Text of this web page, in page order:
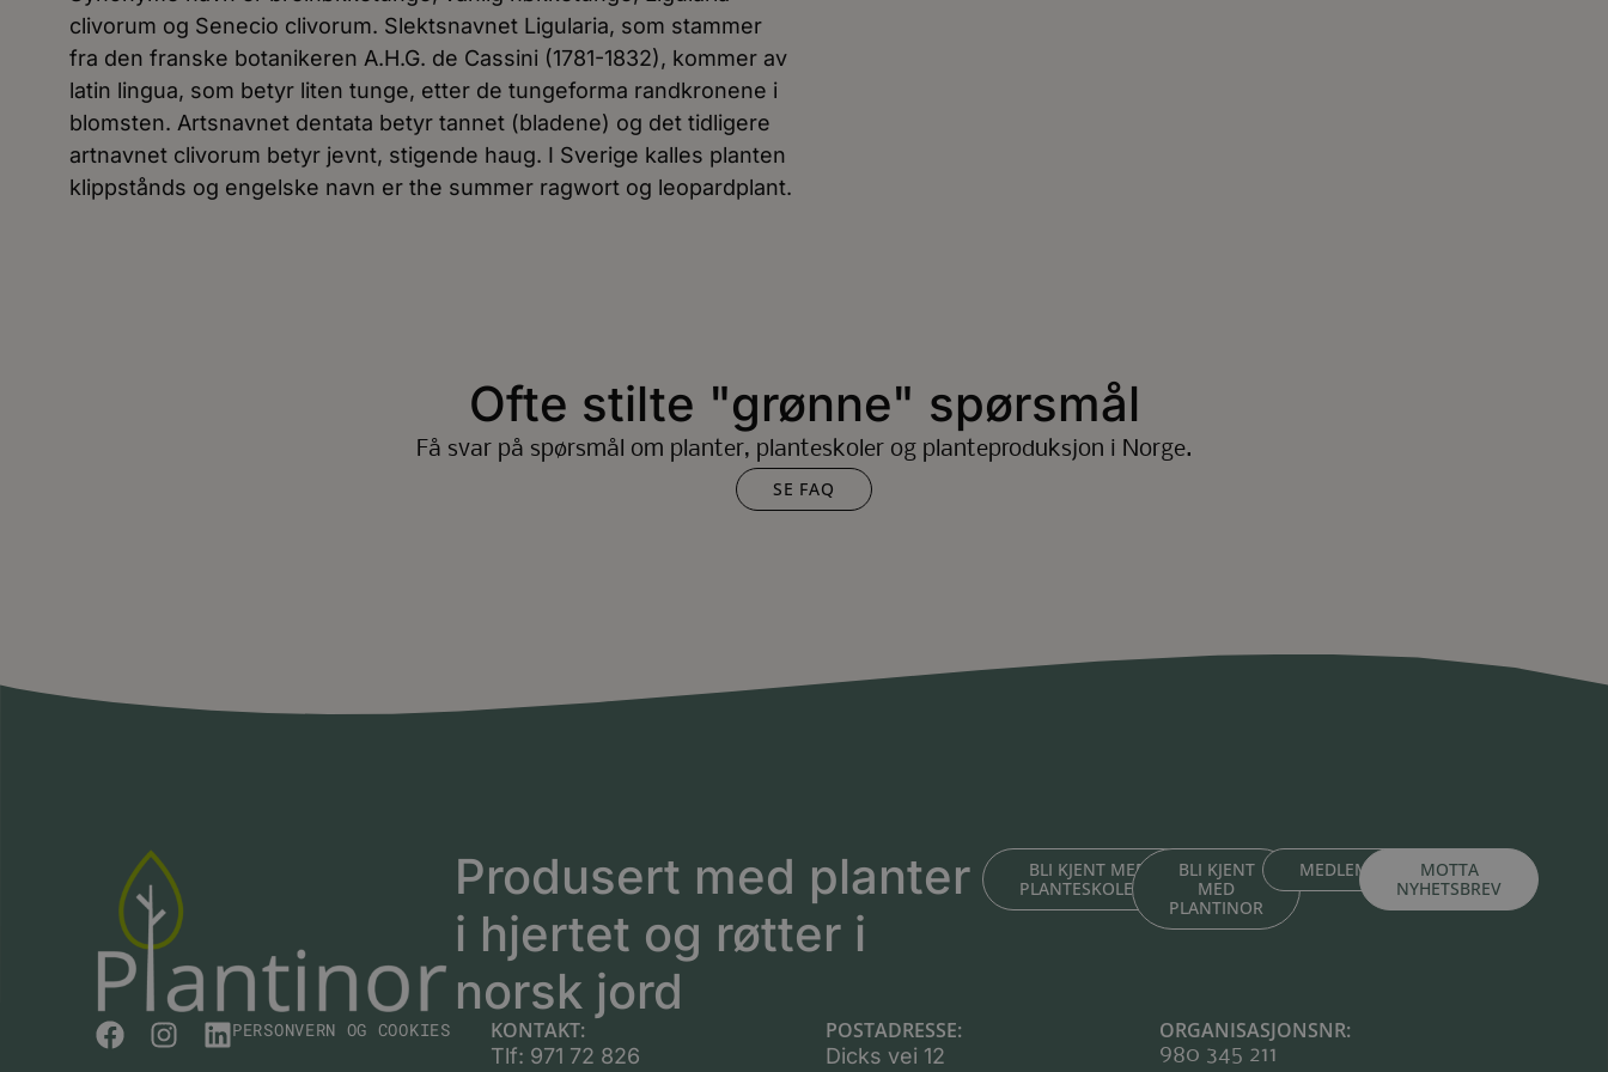
clivorum og Senecio clivorum. Slektsnavnet Ligularia, som stammer
fra den franske botanikeren A.H.G. de Cassini (1781-1832), kommer av
latin lingua, som betyr liten tunge, etter de tungeforma randkronene i
blomsten. Artsnavnet dentata betyr tannet (bladene) og det tidligere
artnavnet clivorum betyr jevnt, stigende haug. I Sverige kalles planten
klippstånds og engelske navn er the summer ragwort og leopardplant.
Ofte stilte "grønne" spørsmål
Få svar på spørsmål om planter, planteskoler og planteproduksjon i Norge.
SE FAQ
Produsert med planter
i hjertet og røtter i
norsk jord
BLI KJENT MED
PLANTESKOLENE
BLI KJENT
MED
PLANTINOR
MEDLEMSPORTALMOTTA
NYHETSBREV
PERSONVERN OG COOKIES KONTAKT:
Tlf: 971 72 826
POSTADRESSE:
Dicks vei 12
ORGANISASJONSNR:
980 345 211